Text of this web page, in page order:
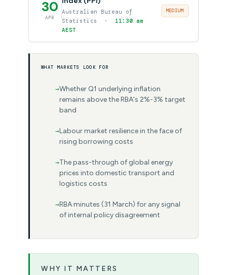
30
APR
Australian Bureau of
Statistics · 11:30 am
AEST
MEDIUM
WHAT MARKETS LOOK FOR
Whether Q1 underlying inflation
remains above the RBA's 2%-3% target
band
Labour market resilience in the face of
rising borrowing costs
The pass-through of global energy
prices into domestic transport and
logistics costs
RBA minutes (31 March) for any signal
of internal policy disagreement
WHY IT MATTERS